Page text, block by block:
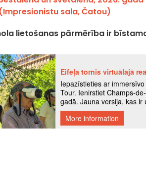
(Impresionistu sala, Čatou)
lietošanas pārmērība ir